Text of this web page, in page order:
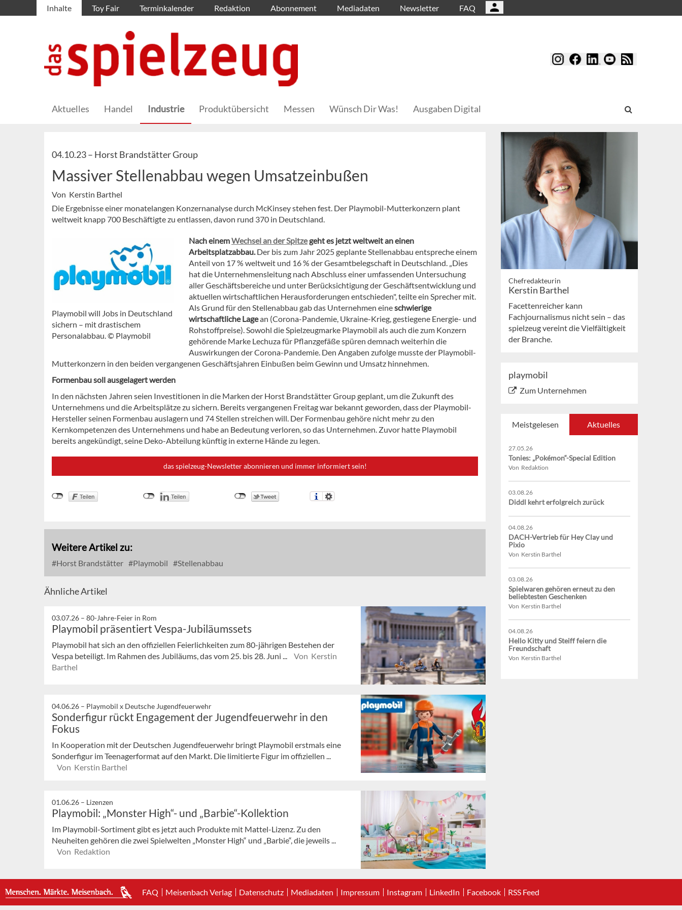
Inhalte Toy Fair Terminkalender Redaktion Abonnement Mediadaten Newsletter FAQ
Aktuelles Handel Industrie Produktübersicht Messen Wünsch Dir Was! Ausgaben Digital
04.10.23 – Horst Brandstätter Group
Massiver Stellenabbau wegen Umsatzeinbußen
Von Kerstin Barthel
Die Ergebnisse einer monatelangen Konzernanalyse durch McKinsey stehen fest. Der Playmobil-Mutterkonzern plant
weltweit knapp 700 Beschäftigte zu entlassen, davon rund 370 in Deutschland.
Playmobil will Jobs in Deutschland
sichern – mit drastischem
Personalabbau. © Playmobil
Nach einemWechsel an der Spitzegeht es jetzt weltweit an einen
Arbeitsplatzabbau.Der bis zum Jahr 2025 geplante Stellenabbau entspreche einem
Anteil von 17 % weltweit und 16 % der Gesamtbelegschaft in Deutschland. „Dies
hat die Unternehmensleitung nach Abschluss einer umfassenden Untersuchung
aller Geschäftsbereiche und unter Berücksichtigung der Geschäftsentwicklung und
aktuellen wirtschaftlichen Herausforderungen entschieden", teilte ein Sprecher mit.
Als Grund für den Stellenabbau gab das Unternehmen eineschwierige
wirtschaftliche Lagean (Corona-Pandemie, Ukraine-Krieg, gestiegene Energie- und
Rohstoffpreise). Sowohl die Spielzeugmarke Playmobil als auch die zum Konzern
gehörende Marke Lechuza für Pflanzgefäße spüren demnach weiterhin die
Auswirkungen der Corona-Pandemie. Den Angaben zufolge musste der Playmobil-
Mutterkonzern in den beiden vergangenen Geschäftsjahren Einbußen beim Gewinn und Umsatz hinnehmen.
Formenbau soll ausgelagert werden
In den nächsten Jahren seien Investitionen in die Marken der Horst Brandstätter Group geplant, um die Zukunft des
Unternehmens und die Arbeitsplätze zu sichern. Bereits vergangenen Freitag war bekannt geworden, dass der Playmobil-
Hersteller seinen Formenbau auslagern und 74 Stellen streichen will. Der Formenbau gehöre nicht mehr zu den
Kernkompetenzen des Unternehmens und habe an Bedeutung verloren, so das Unternehmen. Zuvor hatte Playmobil
bereits angekündigt, seine Deko-Abteilung künftig in externe Hände zu legen.
das spielzeug-Newsletter abonnieren und immer informiert sein!
Weitere Artikel zu:
Horst Brandstätter Playmobil Stellenabbau
Ähnliche Artikel
03.07.26 – 80-Jahre-Feier in Rom
Playmobil präsentiert Vespa-Jubiläumssets
Playmobil hat sich an den offiziellen Feierlichkeiten zum 80-jährigen Bestehen der
Vespa beteiligt. Im Rahmen des Jubiläums, das vom 25. bis 28. Juni ...
Von Kerstin
Barthel
04.06.26 – Playmobil x Deutsche Jugendfeuerwehr
Sonderfigur rückt Engagement der Jugendfeuerwehr in den
Fokus
In Kooperation mit der Deutschen Jugendfeuerwehr bringt Playmobil erstmals eine
Sonderfigur im Teenagerformat auf den Markt. Die limitierte Figur im offiziellen ...
Von Kerstin Barthel
01.06.26 – Lizenzen
Playmobil: „Monster High“- und „Barbie“-Kollektion
Im Playmobil-Sortiment gibt es jetzt auch Produkte mit Mattel-Lizenz. Zu den
Neuheiten gehören die zwei Spielwelten „Monster High“ und „Barbie“, die jeweils ...
Von Redaktion
Chefredakteurin
Kerstin Barthel
Facettenreicher kann
Fachjournalismus nicht sein – das
spielzeug vereint die Vielfältigkeit
der Branche.
playmobil
Zum Unternehmen
Meistgelesen Aktuelles
27.05.26
Tonies: „Pokémon“-Special Edition
Von Redaktion
03.08.26
Diddl kehrt erfolgreich zurück
04.08.26
DACH-Vertrieb für Hey Clay und
Pixio
Von Kerstin Barthel
03.08.26
Spielwaren gehören erneut zu den
beliebtesten Geschenken
Von Kerstin Barthel
04.08.26
Hello Kitty und Steiff feiern die
Freundschaft
Von Kerstin Barthel
FAQ Meisenbach Verlag Datenschutz Mediadaten Impressum Instagram LinkedIn Facebook RSS Feed